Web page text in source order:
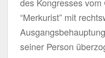
“Merkurist” mit
seiner Person